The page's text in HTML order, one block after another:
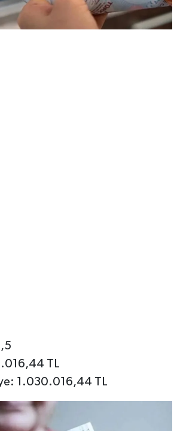
TL
1.030.016,44 TL